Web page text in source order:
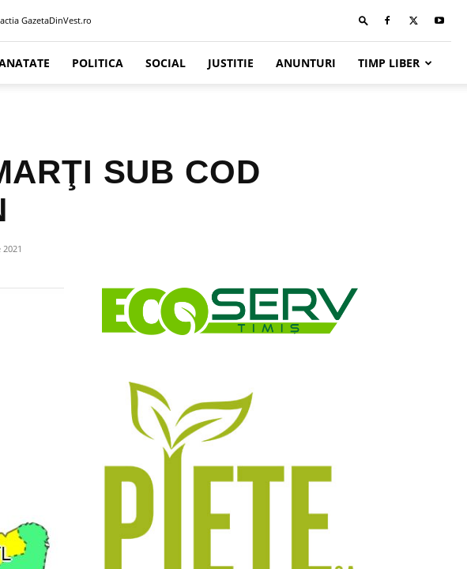
GazetaDinVest.ro
POLITICA SOCIAL JUSTITIE ANUNTURI TIMP LIBER
SUB COD